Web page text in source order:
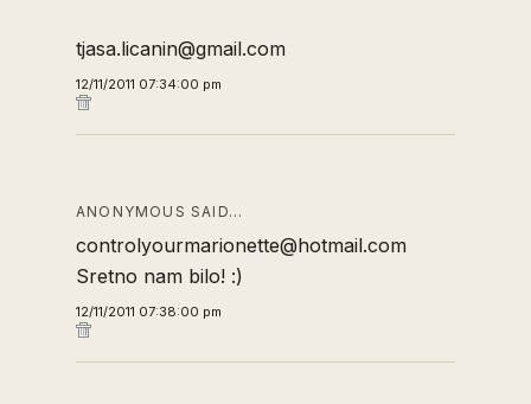
tjasa.licanin@gmail.com
12/11/2011 07:34:00 pm
ANONYMOUS SAID…
controlyourmarionette@hotmail.com
Sretno nam bilo! :)
12/11/2011 07:38:00 pm